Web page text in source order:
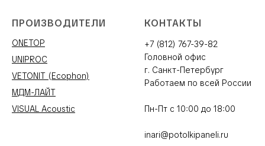
ПРОИЗВОДИТЕЛИ
ONETOP
UNIPROC
VETONIT (Ecophon)
МДМ-ЛАЙТ
VISUAL Acoustic
КОНТАКТЫ
+7 (812) 767-39-82
Головной офис
г. Санкт-Петербург
Работаем по всей России
Пн-Пт с 10:00 до 18:00
inari@potolkipaneli.ru